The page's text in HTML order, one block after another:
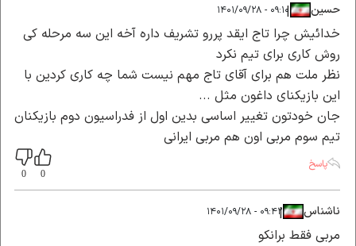
حسین|
|۰۹:۱۰ - ۱۴۰۱/۰۹/۲۸
خدائیش چرا تاج ایقد پررو تشریف داره آخه این سه مرحله کی
روش کاری برای تیم نکرد
نظر ملت هم برای آقای تاج مهم نیست شما چه کاری کردین با
این بازیکنای داغون مثل ...
جان خودتون تغییر اساسی بدین اول از فدراسیون دوم بازیکنان
تیم سوم مربی اون هم مربی ایرانی
پاسخ
ناشناس|
|۰۹:۴۲ - ۱۴۰۱/۰۹/۲۸
مربی فقط برانکو